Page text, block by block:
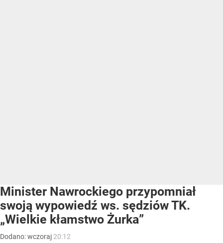
Minister Nawrockiego przypomniał
swoją wypowiedź ws. sędziów TK.
„Wielkie kłamstwo Żurka”
Dodano:wczoraj 20:12